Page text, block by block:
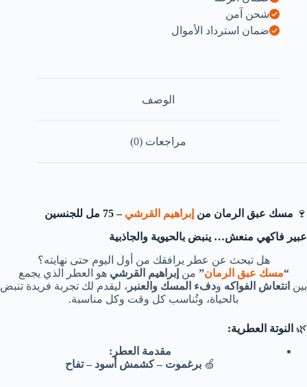
شحن آمن
ضمان استرداد الأموال
الوصف
مراجعات (0)
🍷 مسك عبق الرمان من إبراهيم القرشي – 75 مل للجنسين
عبير فاكهي منعش… ينبض بالحيوية والجاذبية
هل تبحث عن عطر يرافقك من أول اليوم حتى نهايته؟
“مسك عبق الرمان” من إبراهيم القرشي هو العطر الذي يجمع
بين انتعاش الفواكه ودفء المسك والعنبر ، ليقدم لك تجربة فريدة تنبض
بالحياة، وتُناسب كل وقت وكل مناسبة.
🌿 النوتة العطرية:
مقدمة العطر:
🍏برغموت – كشمش أسود – تفاح